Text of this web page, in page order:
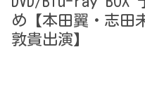
め【本田翼・志田
敦貴出演】